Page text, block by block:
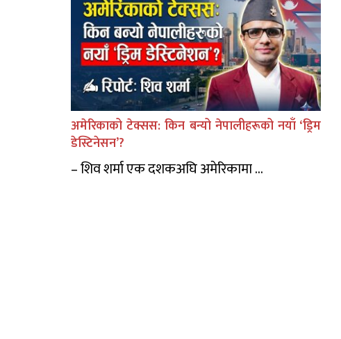
अमेरिकाको टेक्सस: किन बन्यो नेपालीहरूको नयाँ ‘ड्रिम
डेस्टिनेसन’?
– शिव शर्मा एक दशकअघि अमेरिकामा ...